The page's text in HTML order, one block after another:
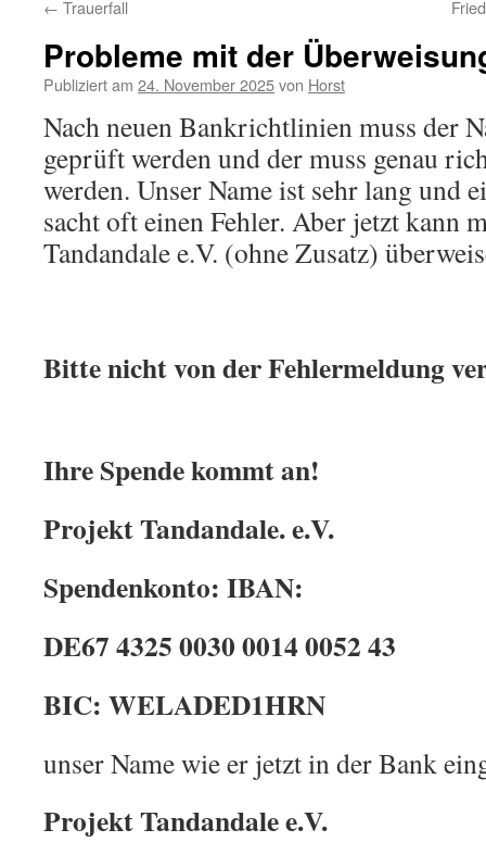
← Trauerfall
Probleme mit der
Publiziert am 24. November 2025von Horst
Nach neuen Bankrichtlinien muss der
geprüft werden und der muss genau
werden. Unser Name ist sehr lang
sacht oft einen Fehler. Aber jetzt kann
Tandandale e.V. (ohne Zusatz)
Bitte nicht von der Fehler­meldung
Ihre Spende kommt an!
Projekt Tandandale. e.V.
Spendenkonto: IBAN:
DE67 4325 0030 0014 0052 43
BIC: WELADED1HRN
unser Name wie er jetzt in der Bank
Projekt Tandandale e.V.